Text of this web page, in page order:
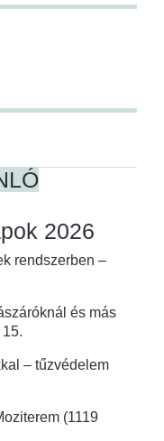
2026
rendszerben –
és más
– tűzvédelem
(1119